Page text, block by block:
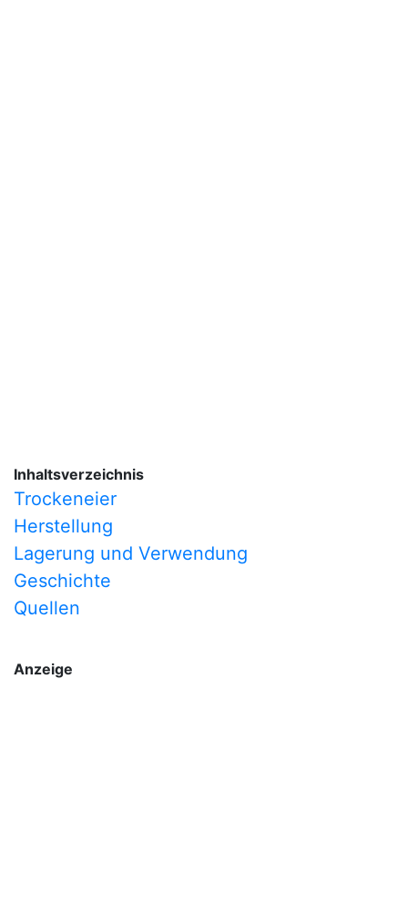
Inhaltsverzeichnis
Trockeneier
Herstellung
Lagerung und Verwendung
Geschichte
Quellen
Anzeige